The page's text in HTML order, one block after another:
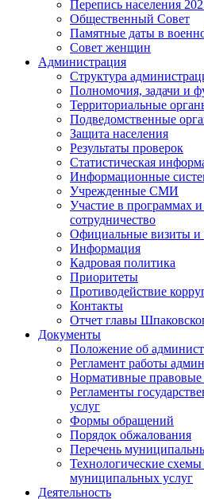
Перепись населения
Общественный Совет
Памятные даты в
Совет женщин
Администрация
Структура
Полномочия, задачи и
Территориальные
Подведомственные
Защита населения
Результаты проверок
Статистическая
Информационные
Учрежденные СМИ
Участие в программах
сотрудничество
Официальные визиты и
Информация
Кадровая политика
Приоритеты
Противодействие
Контакты
Отчет главы
Документы
Положение об
Регламент работы
Нормативные правовые
Регламенты
услуг
Формы обращений
Порядок обжалования
Перечень
Технологические схемы
муниципальных услуг
Деятельность